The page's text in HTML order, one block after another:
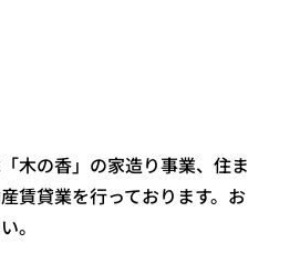
木の香」の家造り事業、住ま
賃貸業を行っております。お
。